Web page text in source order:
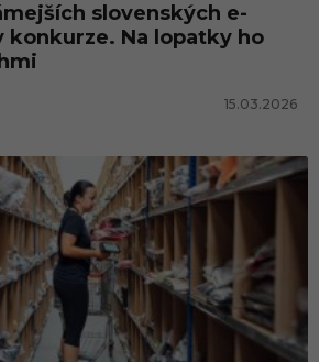
slovenských e-
konkurze. Na lopatky ho
15.03.2026